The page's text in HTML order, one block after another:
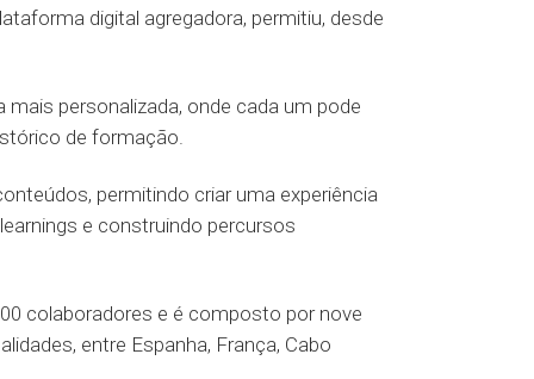
digital agregadora, permitiu, desde
personalizada, onde cada um pode
de formação.
permitindo criar uma experiência
e construindo percursos
colaboradores e é composto por nove
entre Espanha, França, Cabo